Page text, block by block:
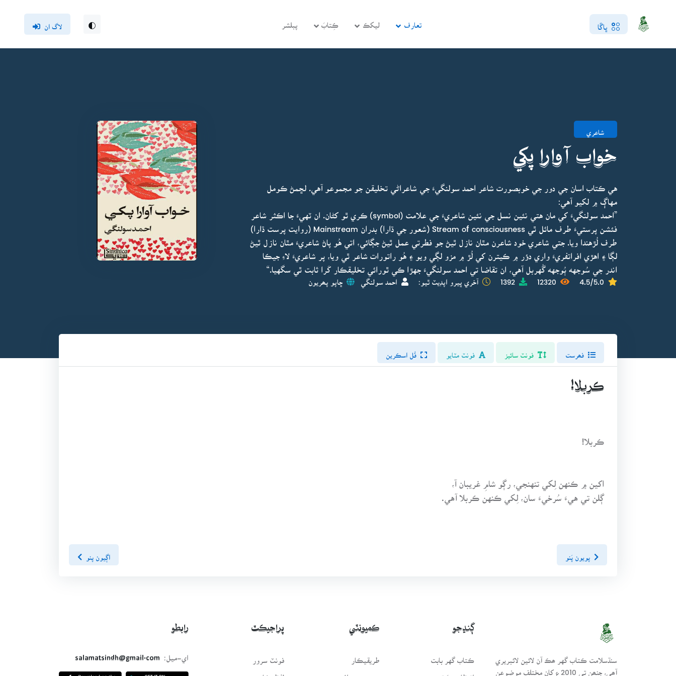
ڀاڱا تعارف ليکڪ ڪِتابَ پبلشر لاگ ان
شاعري
خواب آوارا پکي
هي ڪتاب اسان جي دور جي خوبصورت شاعر احمد سولنگيءَ جي شاعراڻي تخليقن جو مجموعو آهي. لڇمڻ ڪومل
مهاڳ ۾ لکيو آهي:
”احمد سولنگيءَ کي مان هتي نئين نسل جي نئين شاعريءَ جي علامت (symbol) ڪري ٿو کڻان. ان ٽهيءَ جا اڪثر شاعر
فئشن پرستيءَ طرف مائل ٿي Stream of consciousness (شعور جي ڌارا) بدران Mainstream (روايت پرست ڌارا)
طرف لُڙهندا ويا. جتي شاعري خود شاعرن مٿان نازل ٿيڻ جو فطرتي عمل ٿيڻ جڳائي، اتي هُو پاڻ شاعريءَ مٿان نازل ٿيڻ
لڳا ۽ اهڙي افراتفريءَ واري دؤر ۾ ڪيترن کي لُڙ ۾ مزو لڳي ويو ۽ هُو راتورات شاعر ٿي ويا، پر شاعريءَ لاءِ جيڪا
اندر جي سُوجهه ٻُوجهه گُهربل آهي، ان تقاضا تي احمد سولنگيءَ جهڙا ڪي ٿورائي تخليقڪار کَرا ثابت ٿي سگهيا.“
4.5/5.0
12320
1392 آخري ڀيرو اپڊيٽ ٿيو: احمد سولنگي ڇاپو پھريون
فونٽ سائيز فونٽ مٽايو فُل اسڪرين
ڪربلا!
ڪربلا!
اکين ۾ ڪنهن لِکي تنهنجي، رڳو شامِ غريبان آ،
ڳلن تي هيءَ سُرخيءَ سان، لِکي ڪنهن ڪربلا آهي.
پويون پَنو اڳيون پنو
سنڌسلامت ڪتاب گهر ھڪ آن لائين لائبريري
آھي، جنھن تي 2010ع کان مختلف موضوعن
ڳنڍجو
ڪتاب گهر بابت
انتظامي سَٿ
ڪميونٽي
طريقيڪار
عمومي سوال
پراجيڪٽ
فونٽ سرور
لفظيڪار
رابطو
اي-ميل:
salamatsindh@gmail.com